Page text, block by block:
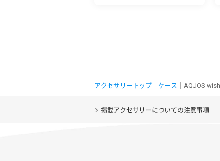
アクセサリートップ ケース ｜AQUOS
掲載アクセサリーについての注意事項